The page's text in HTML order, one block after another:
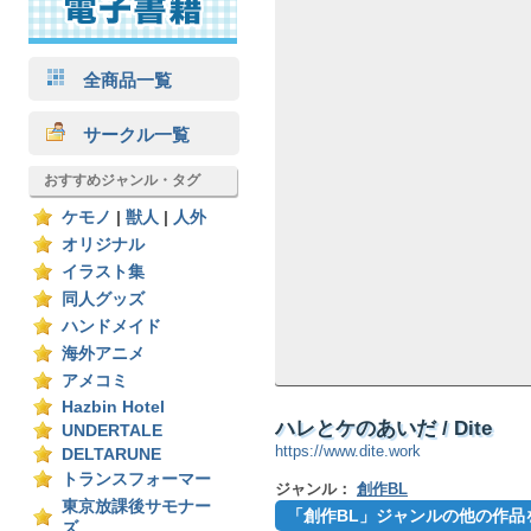
全商品一覧
サークル一覧
おすすめジャンル・タグ
ケモノ 獣人
人外
オリジナル
イラスト集
同人グッズ
ハンドメイド
海外アニメ
アメコミ
Hazbin Hotel
UNDERTALE
DELTARUNE
トランスフォーマー
東京放課後サモナー
ハレとケのあいだ / Dite
https://www.dite.work
ジャンル： 創作BL
「創作BL」ジャンルの他の作品